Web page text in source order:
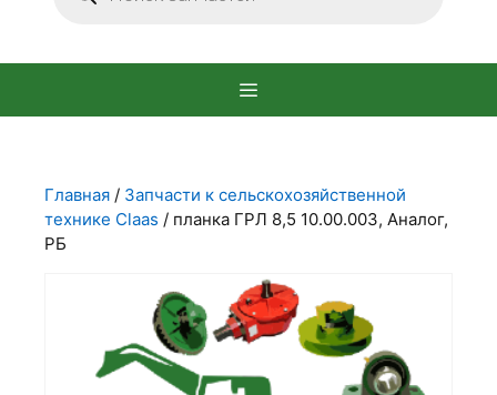
Главная / Запчасти к сельскохозяйственной
технике Claas / планка ГРЛ 8,5 10.00.003, Аналог,
РБ